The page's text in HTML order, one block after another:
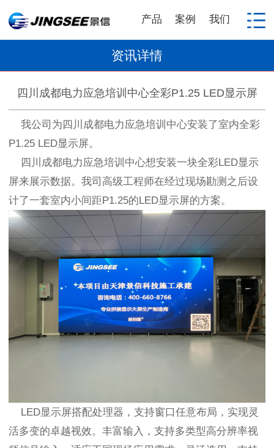
产品 案例 我们
资讯详情
四川成都电力应急培训中心全彩P1.25 LED显示屏
我公司为四川成都电力应急培训中心安装了室内全彩
P1.25 LED显示屏。
四川成都电力应急培训中心想安装一块全彩LED显示
屏来展示数据。我司高级工程师在经过现场勘测之后设
计了一套室内小间距P1.25的LED显示屏的方案。
LED显示屏搭配处理器，支持窗口任意布局，实现灵
活多变的卓越视效。丰富输入，支持多类型高分辨率视